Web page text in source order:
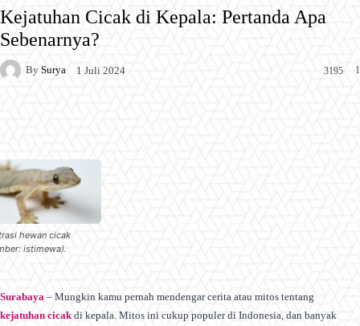
Kejatuhan Cicak di Kepala: Pertanda Apa
Sebenarnya?
By Surya 1 Juli 2024 1
3195
hewan cicak
istimewa).
Surabaya – Mungkin kamu pernah mendengar cerita atau mitos tentang
kejatuhan cicak di kepala. Mitos ini cukup populer di Indonesia, dan banyak